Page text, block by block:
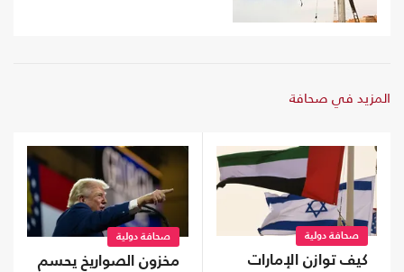
المزيد في صحافة
صحافة دولية
كيف توازن الإمارات
صحافة دولية
مخزون الصواريخ يحسم